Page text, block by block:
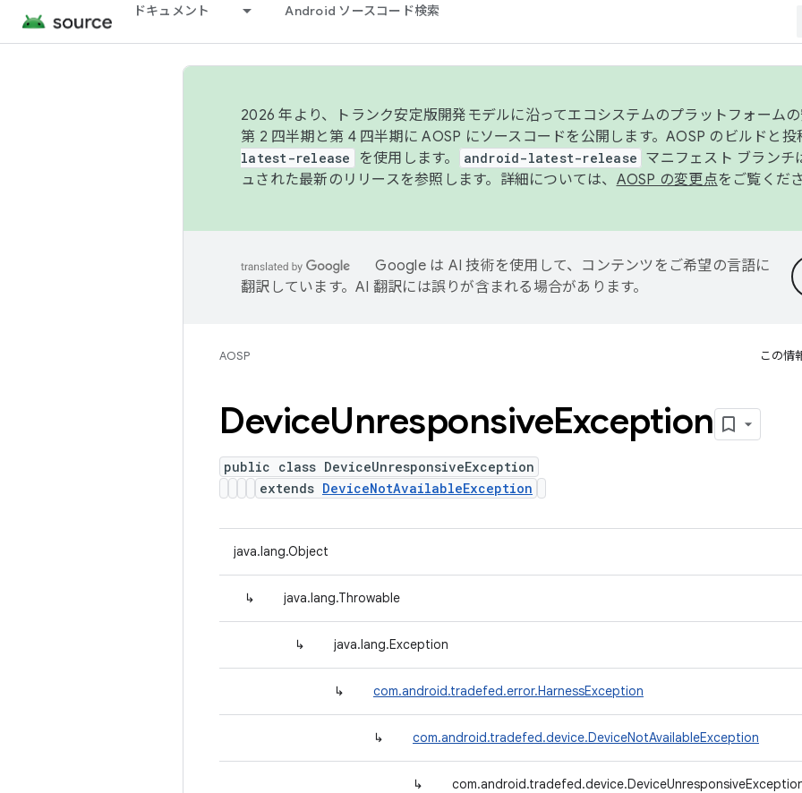
ドキュメント Android ソースコード検索
2026 年より、トランク安定版開発モデルに沿ってエコシステムのプラットフォーム
第 2 四半期と第 4 四半期に AOSP にソースコードを公開します。AOSP のビルドと投
latest-release を使用します。 android-latest-release マニフェスト ブランチ
ュされた最新のリリースを参照します。詳細については、 AOSP の変更点をご覧くだ
Google は AI 技術を使用して、コンテンツをご希望の言語に
翻訳しています。AI 翻訳には誤りが含まれる場合があります。
AOSP この情
DeviceUnresponsiveException
public class DeviceUnresponsiveException
extends DeviceNotAvailableException
java.lang.Object
↳ java.lang.Throwable
↳ java.lang.Exception
↳ com.android.tradefed.error.HarnessException
↳ com.android.tradefed.device.DeviceNotAvailableException
↳